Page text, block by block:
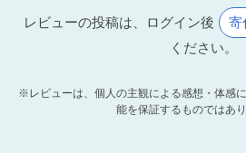
レビューの投稿は、ログイン後 寄
ください。
※レビューは、個人の主観による感想・体感
能を保証するものではあり